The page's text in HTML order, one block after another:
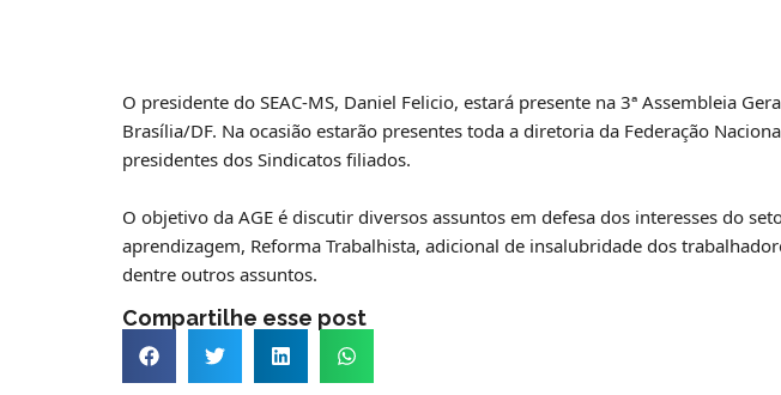
O presidente do SEAC-MS, Daniel Felicio, estará presente na 3ª Assembleia
Brasília/DF. Na ocasião estarão presentes toda a diretoria da Federação
presidentes dos Sindicatos filiados.
O objetivo da AGE é discutir diversos assuntos em defesa dos interesses do
aprendizagem, Reforma Trabalhista, adicional de insalubridade dos
dentre outros assuntos.
Compartilhe esse post